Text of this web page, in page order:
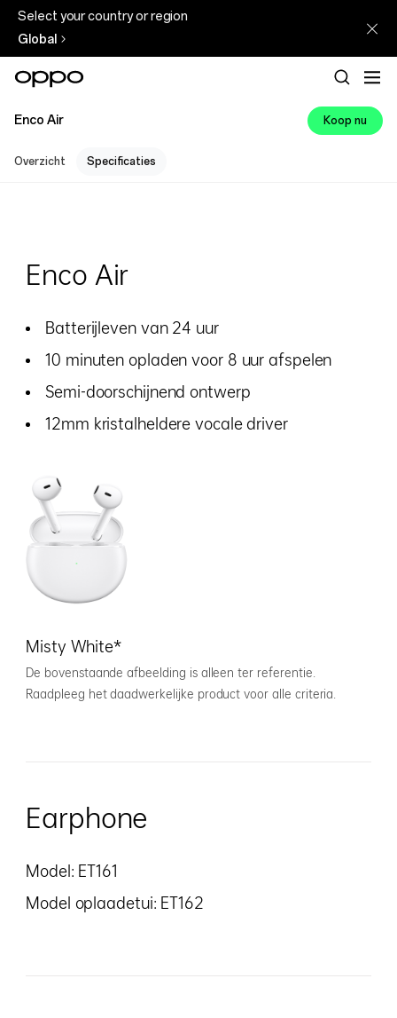
Select your country or region
Global
Enco Air Koop nu
Overzicht Specificaties
Enco Air
Batterijleven van 24 uur
10 minuten opladen voor 8 uur afspelen
Semi-doorschijnend ontwerp
12mm kristalheldere vocale driver
Misty White*
De bovenstaande afbeelding is alleen ter referentie.
Raadpleeg het daadwerkelijke product voor alle criteria.
Earphone
Model: ET161
Model oplaadetui: ET162